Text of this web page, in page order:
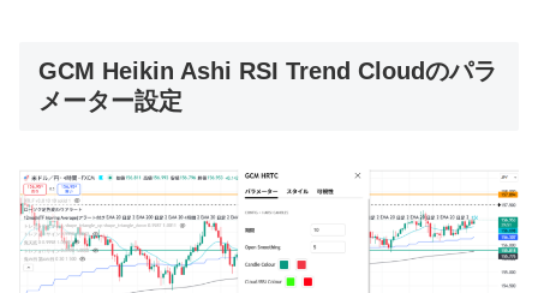
GCM Heikin Ashi RSI Trend Cloudのパラ
メーター設定